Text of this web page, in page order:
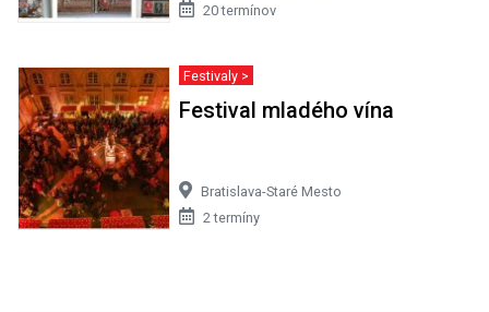
20 termínov
Festivaly >
Festival mladého vína
Bratislava-Staré Mesto
2 termíny